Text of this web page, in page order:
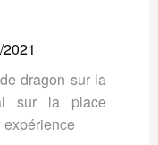
dragon sur la
sur la place